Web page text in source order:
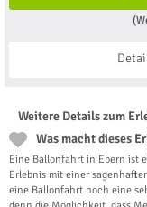
Weitere Details zum
Was macht dieses
Eine Ballonfahrt in Ebern ist
Erlebnis mit einer
eine Ballonfahrt noch eine